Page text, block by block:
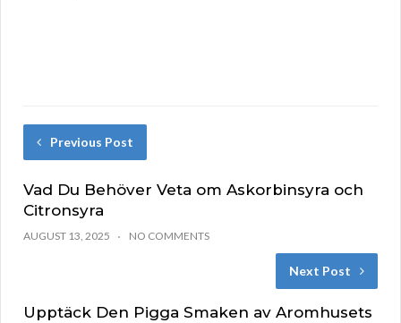
Previous Post
Vad Du Behöver Veta om Askorbinsyra och
Citronsyra
AUGUST 13, 2025 NO COMMENTS
Next Post
Upptäck Den Pigga Smaken av Aromhusets